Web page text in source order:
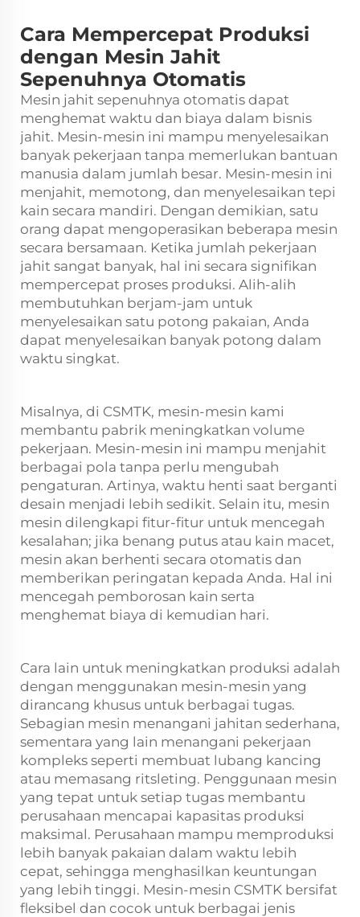
Cara Mempercepat Produksi
dengan Mesin Jahit
Sepenuhnya Otomatis
Mesin jahit sepenuhnya otomatis dapat
menghemat waktu dan biaya dalam bisnis
jahit. Mesin-mesin ini mampu menyelesaikan
banyak pekerjaan tanpa memerlukan bantuan
manusia dalam jumlah besar. Mesin-mesin ini
menjahit, memotong, dan menyelesaikan tepi
kain secara mandiri. Dengan demikian, satu
orang dapat mengoperasikan beberapa mesin
secara bersamaan. Ketika jumlah pekerjaan
jahit sangat banyak, hal ini secara signifikan
mempercepat proses produksi. Alih-alih
membutuhkan berjam-jam untuk
menyelesaikan satu potong pakaian, Anda
dapat menyelesaikan banyak potong dalam
waktu singkat.
Misalnya, di CSMTK, mesin-mesin kami
membantu pabrik meningkatkan volume
pekerjaan. Mesin-mesin ini mampu menjahit
berbagai pola tanpa perlu mengubah
pengaturan. Artinya, waktu henti saat berganti
desain menjadi lebih sedikit. Selain itu, mesin
mesin dilengkapi fitur-fitur untuk mencegah
kesalahan; jika benang putus atau kain macet,
mesin akan berhenti secara otomatis dan
memberikan peringatan kepada Anda. Hal ini
mencegah pemborosan kain serta
menghemat biaya di kemudian hari.
Cara lain untuk meningkatkan produksi adalah
dengan menggunakan mesin-mesin yang
dirancang khusus untuk berbagai tugas.
Sebagian mesin menangani jahitan sederhana,
sementara yang lain menangani pekerjaan
kompleks seperti membuat lubang kancing
atau memasang ritsleting. Penggunaan mesin
yang tepat untuk setiap tugas membantu
perusahaan mencapai kapasitas produksi
maksimal. Perusahaan mampu memproduksi
lebih banyak pakaian dalam waktu lebih
cepat, sehingga menghasilkan keuntungan
yang lebih tinggi. Mesin-mesin CSMTK bersifat
fleksibel dan cocok untuk berbagai jenis